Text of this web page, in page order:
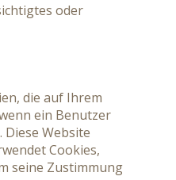
oder
die auf Ihrem
ein Benutzer
Website
Cookies,
seine Zustimmung